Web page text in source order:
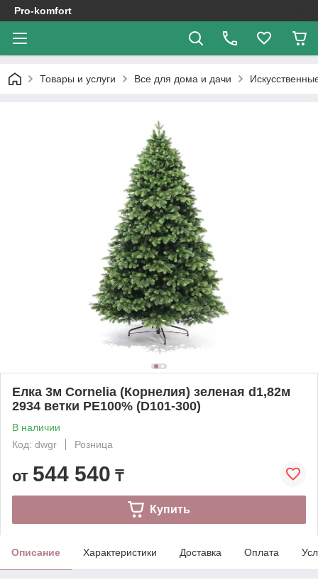
Pro-komfort
Товары и услуги Все для дома и дачи
Елка 3м Cornelia (Корнелия) зеленая d1,82м
2934 ветки PE100% (D101-300)
В наличии
Код: dwgr
Розница
от 544 540 ₸
Купить
Описание Характеристики Доставка Оплата